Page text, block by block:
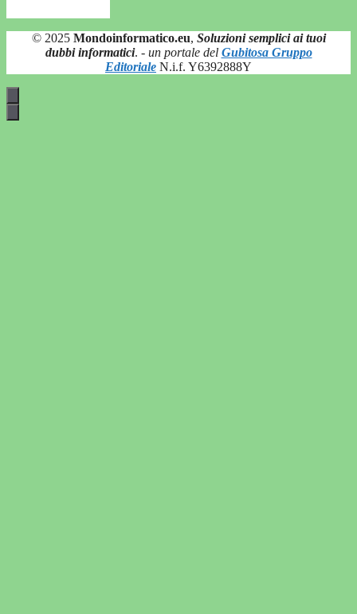
© 2025 Mondoinformatico.eu, Soluzioni semplici ai tuoi
dubbi informatici. - un portale del Gubitosa Gruppo
Editoriale N.i.f. Y6392888Y